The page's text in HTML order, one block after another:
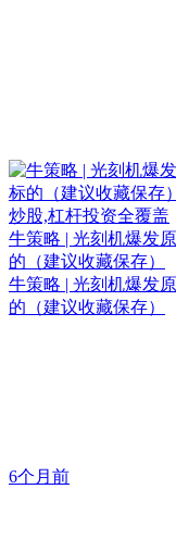
牛策略 | 光刻机爆发
的（建议收藏保存）
牛策略 | 光刻机爆发
的（建议收藏保存）
6个月前